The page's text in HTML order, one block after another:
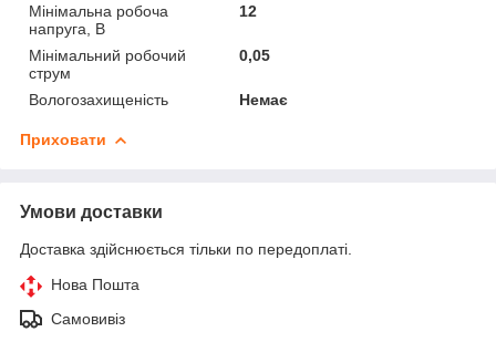
Мінімальна робоча
напруга, В
12
Мінімальний робочий
струм
0,05
Вологозахищеність Немає
Приховати
Умови доставки
Доставка здійснюється тільки по передоплаті.
Нова Пошта
Самовивіз